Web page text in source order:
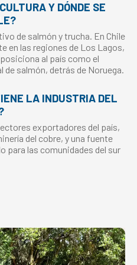
Y DÓNDE SE
de salmón y trucha. En Chile
en las regiones de Los Lagos,
al país como el
salmón, detrás de Noruega.
LA INDUSTRIA DEL
exportadores del país,
del cobre, y una fuente
para las comunidades del sur